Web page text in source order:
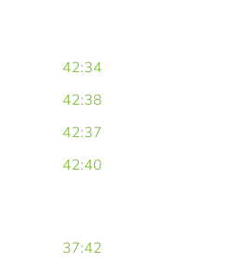
42:34
42:38
42:37
42:40
37:42